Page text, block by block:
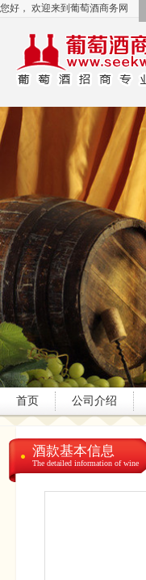
您好， 欢迎来到葡萄酒商务网
首页 公司介绍
酒款基本信息
The detailed information of wine